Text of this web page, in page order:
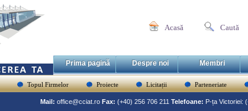
Acasă Caută
Prima pagină Despre noi Membri
Topul Firmelor Proiecte Licitații Parteneriate
Mail: office@cciat.ro Fax: (+40) 256 706 211 Telefoane: P-ța Victoriei: